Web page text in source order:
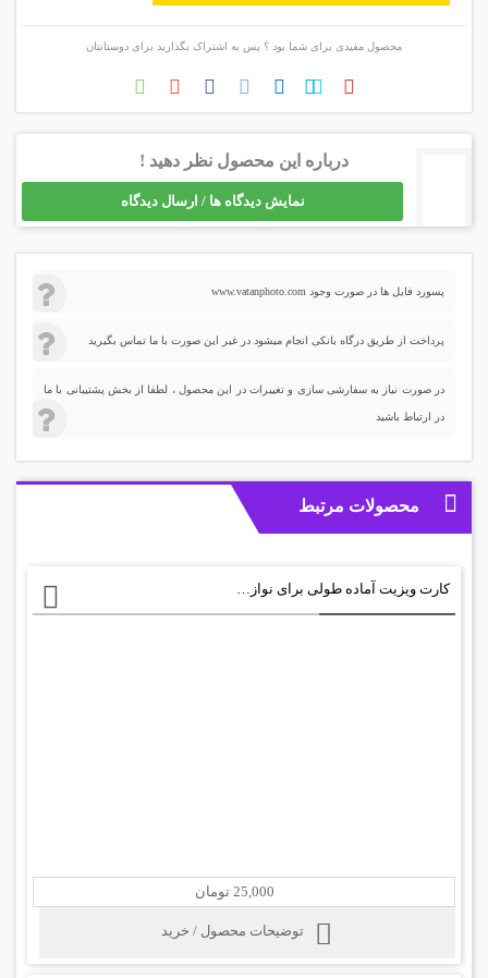
محصول مفیدی برای شما بود ؟ پس به اشتراک بگذارید برای دوستانتان
درباره این محصول نظر دهید !
نمایش دیدگاه ها / ارسال دیدگاه
پسورد فایل ها در صورت وجود www.vatanphoto.com
پرداخت از طریق درگاه بانکی انجام میشود در غیر این صورت با ما تماس بگیرید
در صورت نیاز به سفارشی سازی و تغییرات در این محصول ، لطفا از بخش پشتیبانی با ما
در ارتباط باشید
محصولات مرتبط
کارت ویزیت آماده طولی برای نوازنده های گیتار+ psd
25,000 تومان
توضیحات محصول / خرید